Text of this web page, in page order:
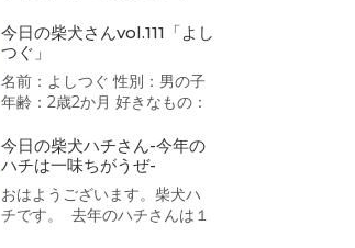
靴下が好きなのです...
功しましたよ。 御満悦で散歩
を続けていると水陸両用バス
「スカイダック」に遭遇！ ざ
ぶーん。一度乗ってみたいな
っ
今日の柴犬さんvol.111「よし
つぐ」
名前：よしつぐ 性別：男の子
年齢：2歳2か月 好きなもの：
もの：大きい音 かみなり、
不快な音 靴で地面をこする
音が嫌いで、おびえます。 一
言：人が好きで誰にでもなつ
きます、特に男のお子さん、
今日の柴犬ハチさん-今年の
ハチは一味ちがうぜ-
おはようございます。柴犬ハ
チです。 去年のハチさんは１